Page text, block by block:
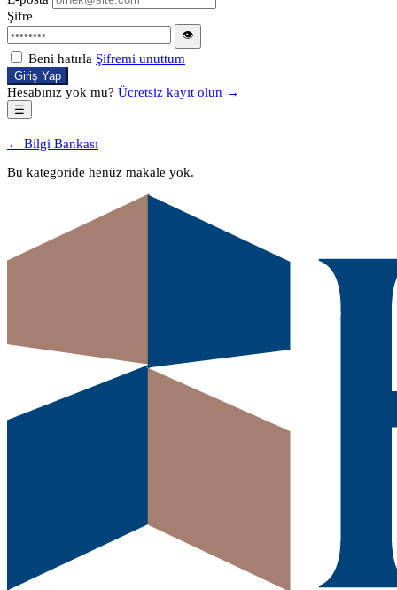
Şifre
👁
Beni hatırla Şifremi unuttum
Giriş Yap
Hesabınız yok mu? Ücretsiz kayıt olun →
☰
← Bilgi Bankası
Bu kategoride henüz makale yok.